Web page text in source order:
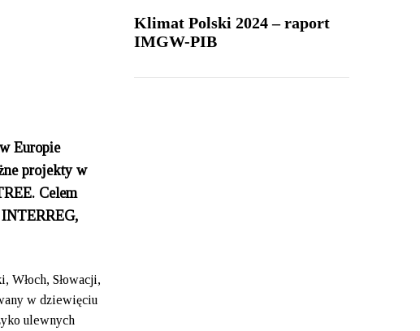
Europie
projekty w
Celem
Słowacji,
w dziewięciu
ulewnych
Klimat Polski 2024 – raport
IMGW-PIB